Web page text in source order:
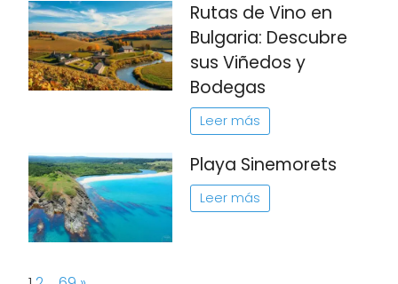
Rutas de Vino en
Bulgaria: Descubre
sus Viñedos y
Bodegas
Leer más
Playa Sinemorets
Leer más